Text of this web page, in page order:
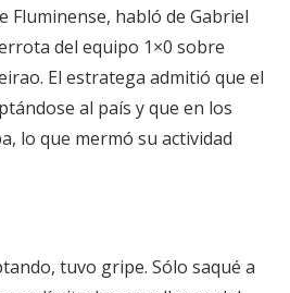
Fluminense, habló de Gabriel
del equipo 1×0 sobre
El estratega admitió que el
al país y que en los
lo que mermó su actividad
tuvo gripe. Sólo saqué a